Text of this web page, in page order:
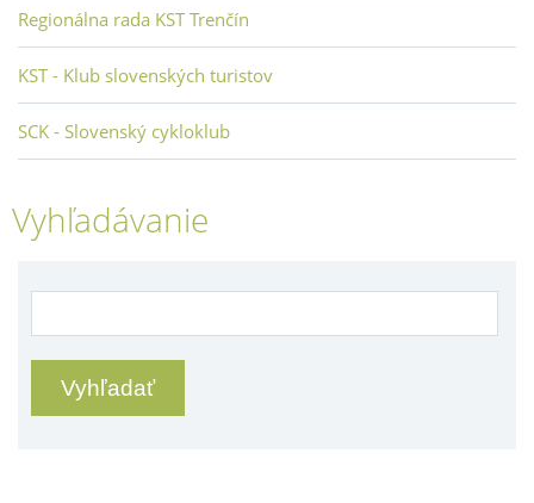
Regionálna rada KST Trenčín
KST - Klub slovenských turistov
SCK - Slovenský cykloklub
Vyhľadávanie